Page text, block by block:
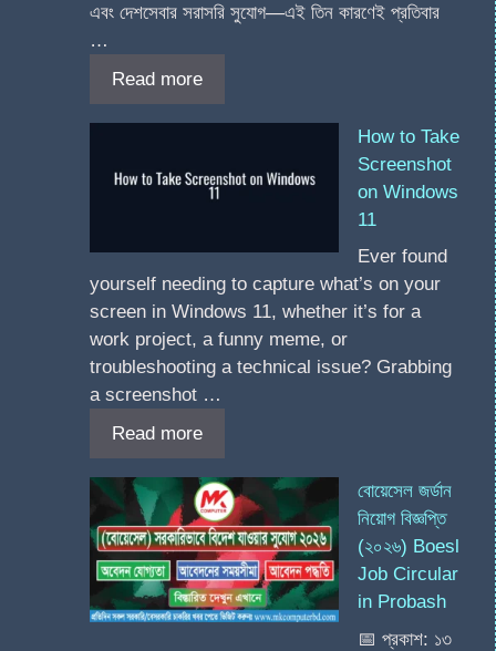
এবং দেশসেবার সরাসরি সুযোগ—এই তিন কারণেই প্রতিবার
…
Read more
How to Take
Screenshot
on Windows
11
Ever found
yourself needing to capture what’s on your
screen in Windows 11, whether it’s for a
work project, a funny meme, or
troubleshooting a technical issue? Grabbing
a screenshot …
Read more
বোয়েসেল জর্ডান
নিয়োগ বিজ্ঞপ্তি
(২০২৬) Boesl
Job Circular
in Probash
📅 প্রকাশ: ১৩